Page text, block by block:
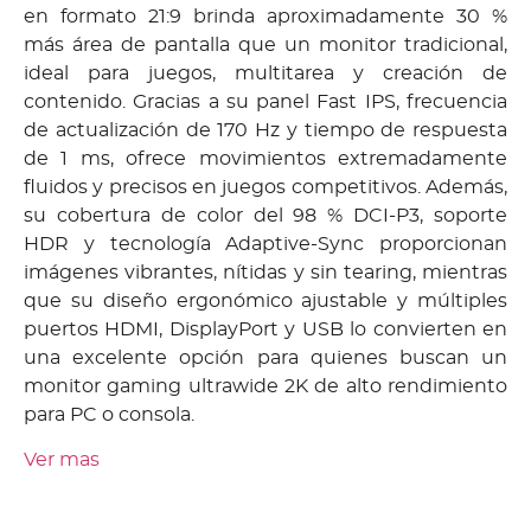
en formato 21:9 brinda aproximadamente 30 %
más área de pantalla que un monitor tradicional,
ideal para juegos, multitarea y creación de
contenido. Gracias a su panel Fast IPS, frecuencia
de actualización de 170 Hz y tiempo de respuesta
de 1 ms, ofrece movimientos extremadamente
fluidos y precisos en juegos competitivos. Además,
su cobertura de color del 98 % DCI-P3, soporte
HDR y tecnología Adaptive-Sync proporcionan
imágenes vibrantes, nítidas y sin tearing, mientras
que su diseño ergonómico ajustable y múltiples
puertos HDMI, DisplayPort y USB lo convierten en
una excelente opción para quienes buscan un
monitor gaming ultrawide 2K de alto rendimiento
para PC o consola.
Ver mas